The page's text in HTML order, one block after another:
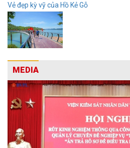
Vẻ đẹp kỳ vỹ của Hồ Kẻ Gỗ
MEDIA